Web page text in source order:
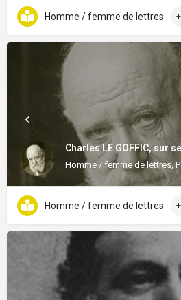
Homme / femme de lettres
Charles LE GOFFIC, sur
Homme / femme de lettres,
Homme / femme de lettres